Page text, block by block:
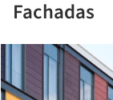
Fachadas